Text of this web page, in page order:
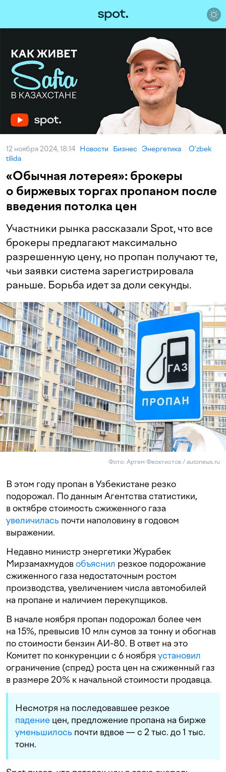
12 ноября 2024, 18:14 Новости Бизнес Энергетика
O‘zbek
tilida
«Обычная лотерея»: брокеры
о биржевых торгах пропаном после
введения потолка цен
Участники рынка рассказали Spot, что все
брокеры предлагают максимально
разрешенную цену, но пропан получают те,
чьи заявки система зарегистрировала
раньше. Борьба идет за доли секунды.
Фото: Артем Феоктистов / autonews.ru
В этом году пропан в Узбекистане резко
подорожал. По данным Агентства статистики,
в октябре стоимость сжиженного газа
увеличилась почти наполовину в годовом
выражении.
Недавно министр энергетики Журабек
Мирзамахмудовобъяснил резкое подорожание
сжиженного газа недостаточным ростом
производства, увеличением числа автомобилей
на пропане и наличием перекупщиков.
В начале ноября пропан подорожал более чем
на 15%, превысив 10 млн сумов за тонну и обогнав
по стоимости бензин АИ-80. В ответ на это
Комитет по конкуренции с 6 ноября установил
ограничение (спред) роста цен на сжиженный газ
в размере 20% к начальной стоимости продавца.
Несмотря на последовавшее резкое
падение цен, предложение пропана на бирже
уменьшилось почти вдвое — с 2 тыс. до 1 тыс.
тонн.